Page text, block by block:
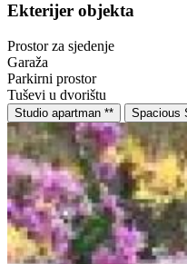
Ekterijer objekta
Prostor za sjedenje
Garaža
Parkirni prostor
Tuševi u dvorištu
Studio apartman ** Spacious